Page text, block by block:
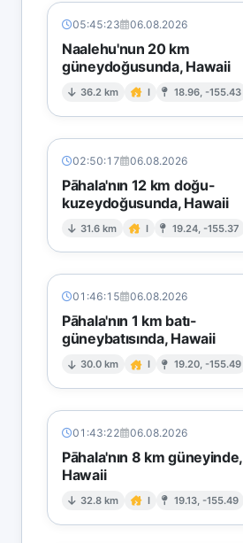
05:45:23 06.08.2026
Naalehu'nun 20 km
güneydoğusunda, Hawaii
36.2 km I 18.96, -155.43
02:50:17 06.08.2026
Pāhala'nın 12 km doğu-
kuzeydoğusunda, Hawaii
31.6 km I 19.24, -155.37
01:46:15 06.08.2026
Pāhala'nın 1 km batı-
güneybatısında, Hawaii
30.0 km I 19.20, -155.49
01:43:22 06.08.2026
Pāhala'nın 8 km güneyinde,
Hawaii
32.8 km I 19.13, -155.49